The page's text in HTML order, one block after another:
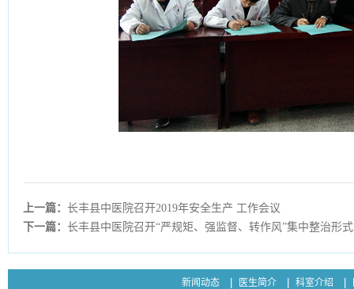
上一篇：长丰县中医院召开2019年安全生产 工作会议
下一篇：长丰县中医院召开“严规矩、强监督、转作风”集中整治形
新闻动态 医生简介 科室介绍